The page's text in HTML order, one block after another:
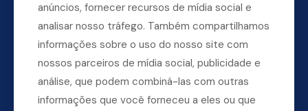
Dúvidas? Ligue para a nossa central.
anúncios, fornecer recursos de mídia social e
analisar nosso tráfego. Também compartilhamos
informações sobre o uso do nosso site com
nossos parceiros de mídia social, publicidade e
análise, que podem combiná-las com outras
informações que você forneceu a eles ou que